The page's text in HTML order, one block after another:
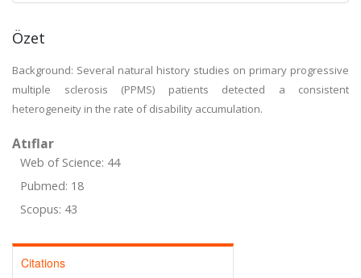
Özet
Background: Several natural history studies on primary progressive
multiple sclerosis (PPMS) patients detected a consistent
heterogeneity in the rate of disability accumulation.
Atıflar
Web of Science: 44
Pubmed: 18
Scopus: 43
Citations